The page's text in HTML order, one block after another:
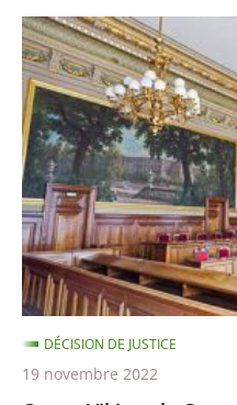
Ocean
Viking
:
le
Conseil
d’État
rejette
l’appel
demandant
qu’il
soit
mis
fin,
DÉCISION DE JUSTICE
19 novembre 2022